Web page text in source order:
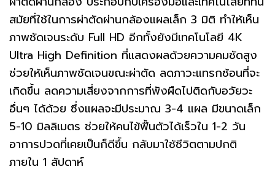
สมัยที่ใช้ในการผ่าตัดผ่านกล้องแผลเล็ก 3 มิติ ทำให้เห็น
ภาพชัดเจนระดับ Full HD อีกทั้งยังมีเทคโนโลยี 4K
Ultra High Definition ที่แสดงผลด้วยความคมชัดสูง
ช่วยให้เห็นภาพชัดเจนขณะผ่าตัด ลดภาวะแทรกซ้อนที่จะ
เกิดขึ้น ลดความเสี่ยงจากการที่พังผืดไปติดกับอวัยวะ
อื่นๆ ได้ด้วย ซึ่งแผลจะมีประมาณ 3-4 แผล มีขนาดเล็ก
5-10 มิลลิเมตร ช่วยให้คนไข้ฟื้นตัวได้เร็วใน 1-2 วัน
อาการปวดที่เคยเป็นก็ดีขึ้น กลับมาใช้ชีวิตตามปกติ
ภายใน 1 สัปดาห์